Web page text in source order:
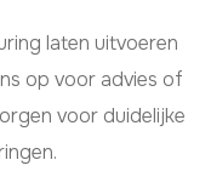
laten uitvoeren
op voor advies of
voor duidelijke